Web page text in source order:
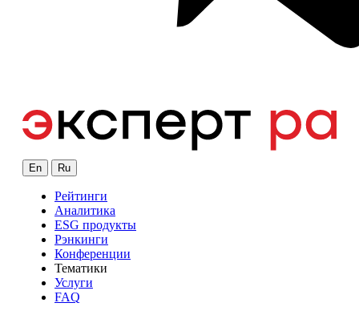
En Ru
Рейтинги
Аналитика
ESG продукты
Рэнкинги
Конференции
Тематики
Услуги
FAQ